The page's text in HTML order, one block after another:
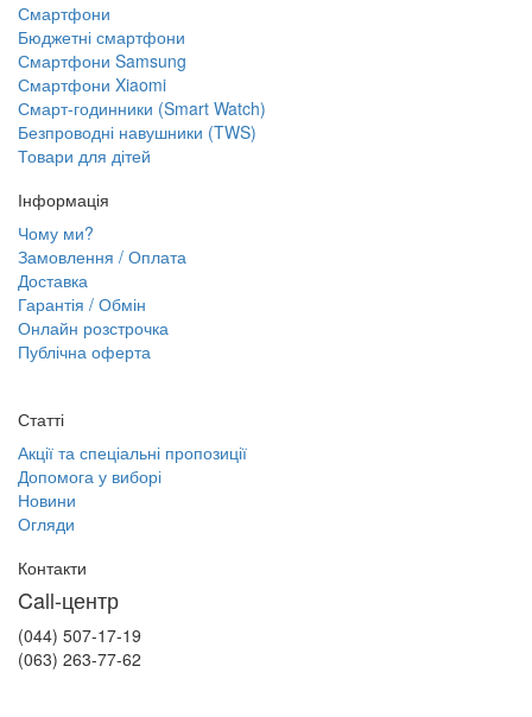
Смартфони
Бюджетні смартфони
Смартфони Samsung
Смартфони Xiaomi
Смарт-годинники (Smart Watch)
Безпроводні навушники (TWS)
Товари для дітей
Інформація
Чому ми?
Замовлення / Оплата
Доставка
Гарантія / Обмін
Онлайн розстрочка
Публічна оферта
Статті
Акції та спеціальні пропозиції
Допомога у виборі
Новини
Огляди
Контакти
Call-центр
(044) 507-17-19
(063) 263-77-62